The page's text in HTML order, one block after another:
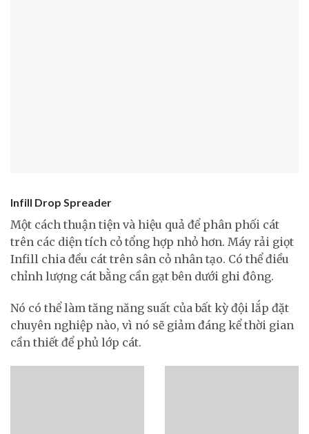
Infill Drop Spreader
Một cách thuận tiện và hiệu quả để phân phối cát
trên các diện tích cỏ tổng hợp nhỏ hơn. Máy rải giọt
Infill chia đều cát trên sân cỏ nhân tạo. Có thể điều
chỉnh lượng cát bằng cần gạt bên dưới ghi đông.
Nó có thể làm tăng năng suất của bất kỳ đội lắp đặt
chuyên nghiệp nào, vì nó sẽ giảm đáng kể thời gian
cần thiết để phủ lớp cát.